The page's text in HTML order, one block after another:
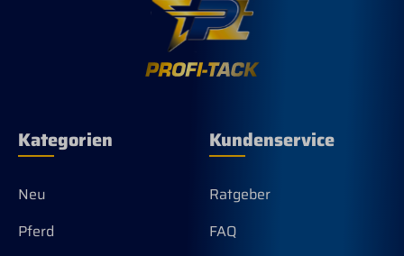
Kategorien
Neu
Pferd
Kundenservice
Ratgeber
FAQ